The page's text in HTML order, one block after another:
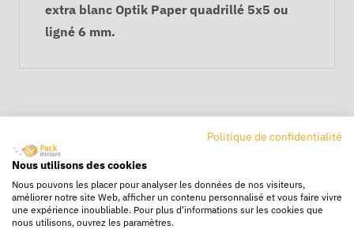
extra blanc Optik Paper quadrillé 5x5 ou
ligné 6 mm.
Livraison rapide
24/72h partout en europe
Politique de confidentialité
Nous utilisons des cookies
Nous pouvons les placer pour analyser les données de nos visiteurs,
améliorer notre site Web, afficher un contenu personnalisé et vous faire vivre
une expérience inoubliable. Pour plus d'informations sur les cookies que
nous utilisons, ouvrez les paramètres.